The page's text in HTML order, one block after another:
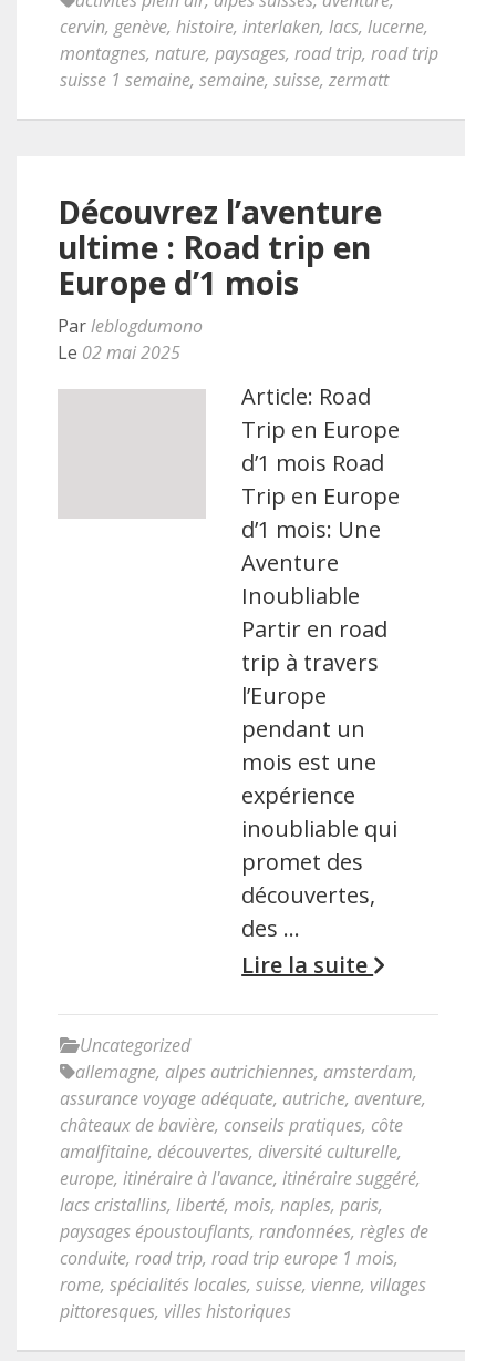
cervin, genève, histoire, interlaken, lacs, lucerne,
montagnes, nature, paysages, road trip, road trip
suisse 1 semaine, semaine, suisse, zermatt
Découvrez l’aventure
ultime : Road trip en
Europe d’1 mois
Parleblogdumono
Le 02 mai 2025
Article: Road
Trip en Europe
d’1 mois Road
Trip en Europe
d’1 mois: Une
Aventure
Inoubliable
Partir en road
trip à travers
l’Europe
pendant un
mois est une
expérience
inoubliable qui
promet des
découvertes,
des …
Lire la suite
Uncategorized
allemagne, alpes autrichiennes, amsterdam,
assurance voyage adéquate, autriche, aventure,
châteaux de bavière, conseils pratiques, côte
amalfitaine, découvertes, diversité culturelle,
europe, itinéraire à l'avance, itinéraire suggéré,
lacs cristallins, liberté, mois, naples, paris,
paysages époustouflants, randonnées, règles de
conduite, road trip, road trip europe 1 mois,
rome, spécialités locales, suisse, vienne, villages
pittoresques, villes historiques